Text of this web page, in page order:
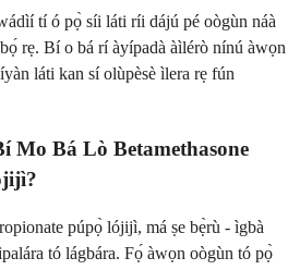
tí ó pọ̀ síi láti ríi dájú pé oògùn náà
rẹ. Bí o bá rí àyípadà àìlérò nínú àwọn
láti kan sí olùpèsè ìlera rẹ fún
Mo Bá Lò Betamethasone
púpọ̀ lójijì, má ṣe bẹ̀rù - ìgbà
tó lágbára. Fọ́ àwọn oògùn tó pọ̀